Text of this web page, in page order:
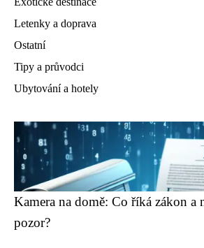
Letenky a doprava
Ostatní
Tipy a průvodci
Ubytování a hotely
Kamera na domě: Co říká zákon a
pozor?